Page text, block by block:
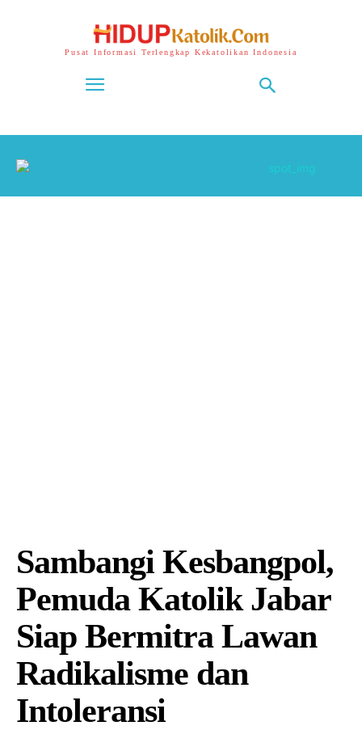
Pusat Informasi Terlengkap Kekatolikan Indonesia
Sambangi Kesbangpol,
Pemuda Katolik Jabar
Siap Bermitra Lawan
Radikalisme dan
Intoleransi